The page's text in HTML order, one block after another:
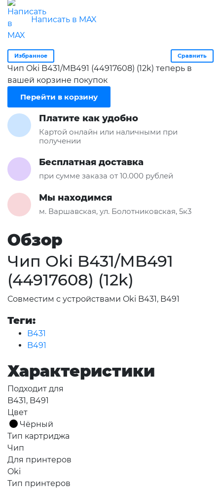
Написать в MAX
Избранное Сравнить
Чип Oki B431/MB491 (44917608) (12k) теперь в
вашей корзине покупок
Перейти в корзину
Платите как удобно
Картой онлайн или наличными при
получении
Бесплатная доставка
при сумме заказа от 10.000 рублей
Мы находимся
м. Варшавская, ул. Болотниковская, 5к3
Обзор
Чип Oki B431/MB491
(44917608) (12k)
Совместим с устройствами Oki B431, B491
Теги:
B431
B491
Характеристики
Подходит для
B431, B491
Цвет
Чёрный
Тип картриджа
Чип
Для принтеров
Oki
Тип принтеров